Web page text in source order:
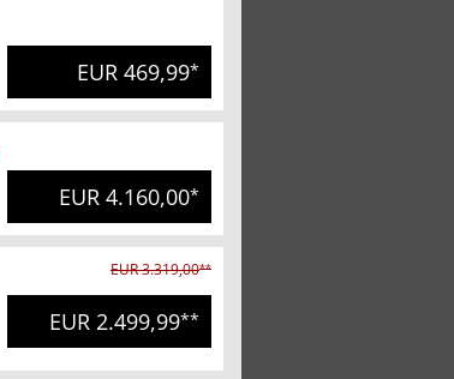
EUR 469,99*
EUR 4.160,00*
EUR 3.319,00**
EUR 2.499,99**